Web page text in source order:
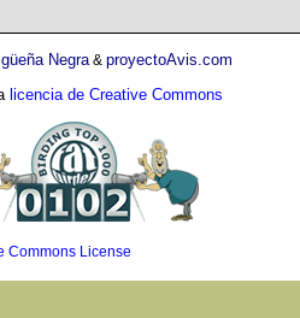
Negra& proyectoAvis.com
licencia de Creative Commons